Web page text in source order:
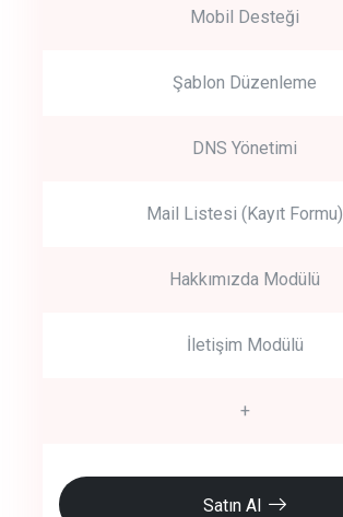
Mobil Desteği
Şablon Düzenleme
DNS Yönetimi
Mail Listesi (Kayıt Formu)
Hakkımızda Modülü
İletişim Modülü
+
Satın Al